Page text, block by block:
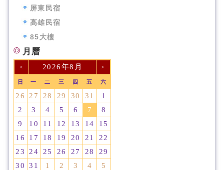
屏東民宿
高雄民宿
85大樓
月曆
< 2026年8月 >
日 一 二 三 四 五 六
26 27 28 29 30 31
1
2
3 4 5 6 7
8
9
10 11 12 13 14
15
16
17 18 19 20 21
22
23
24 25 26 27 28
29
30
31 1 2 3 4 5